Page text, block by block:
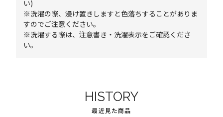
い)
※洗濯の際、浸け置きしますと色落ちすることがありま
すのでご注意ください。
※洗濯する際は、注意書き・洗濯表示をご確認くださ
い。
HISTORY
最近見た商品